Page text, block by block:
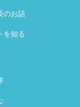
のお話
を知る